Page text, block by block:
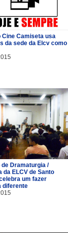
Cine Camiseta usa
da sede da Elcv como
de Dramaturgia /
da ELCV de Santo
um fazer
diferente